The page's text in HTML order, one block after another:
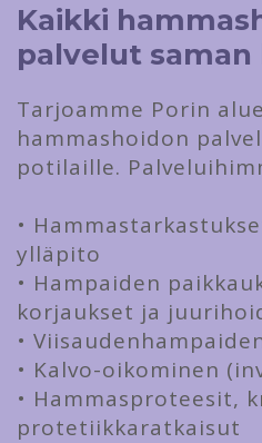
Kaikki
palvelut saman
Tarjoamme Porin
hammashoidon
potilaille.
•
ylläpito
• Hampaiden
korjaukset ja
•
• Kalvo-oikominen
• Hammasproteesit,
protetiikkaratkaisut